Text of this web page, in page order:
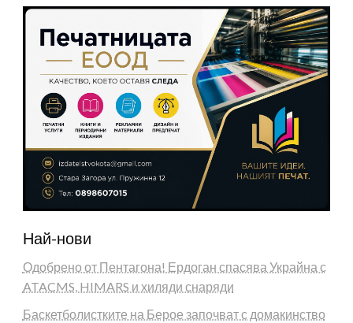
Най-нови
Одобрено от Пентагона! Ердоган спасява Украйна с
ATACMS, HIMARS и хиляди снаряди
Баскетболистките на Берое започват с домакинство